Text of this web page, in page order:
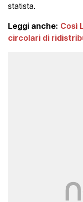
statista.
Leggi anche: Così
circolari di